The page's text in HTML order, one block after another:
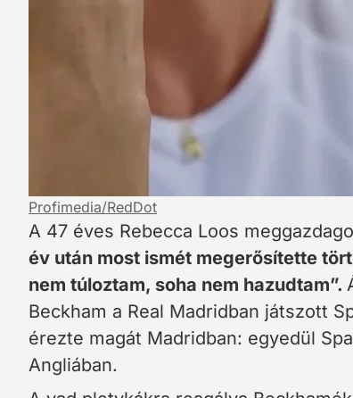
Profimedia/RedDot
A 47 éves Rebecca Loos
év után most ismét megerősítette
nem túloztam, soha nem hazudtam”.
Beckham a Real Madridban játszott
érezte magát Madridban: egyedül
Angliában.